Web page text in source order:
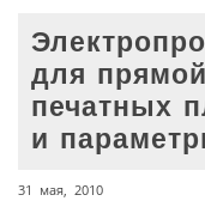
для
печатных
и
31 мая, 2010